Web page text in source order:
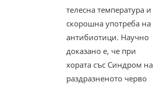
телесна температура и
скорошна употреба на
антибиотици. Научно
доказано е, че при
хората със Синдром на
раздразненото черво